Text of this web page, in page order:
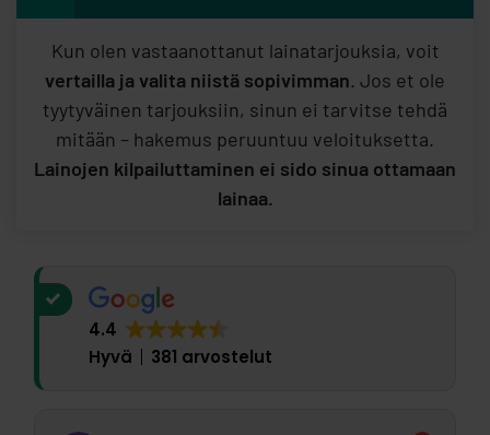
Kun olen vastaanottanut lainatarjouksia, voit
vertailla ja valita niistä sopivimman. Jos et ole
tyytyväinen tarjouksiin, sinun ei tarvitse tehdä
mitään – hakemus peruuntuu veloituksetta.
Lainojen kilpailuttaminen ei sido sinua ottamaan
lainaa.
4.4
Hyvä
381 arvostelut